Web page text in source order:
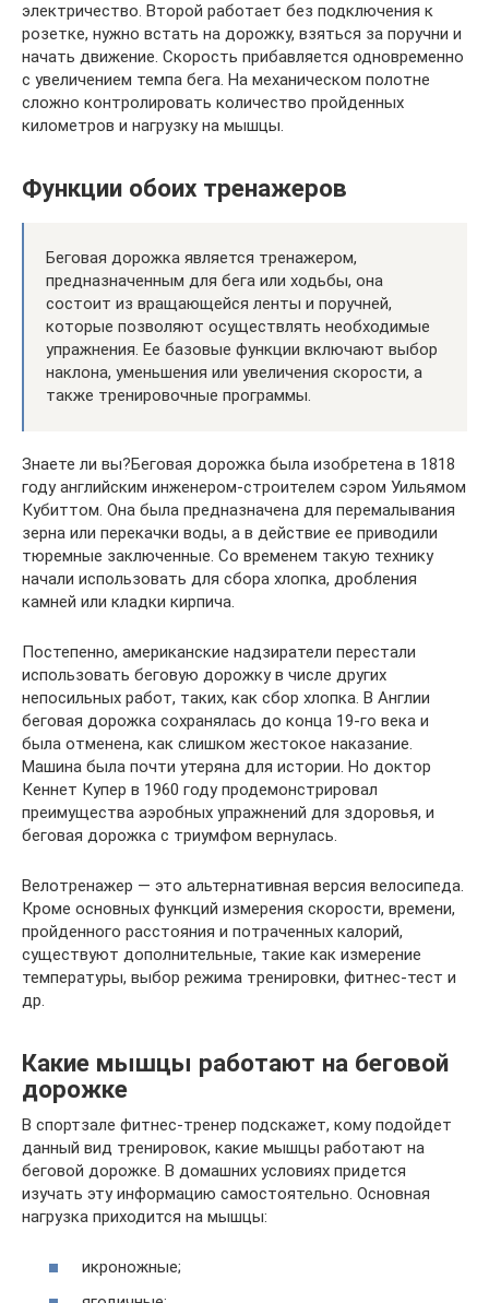
электричество. Второй работает без подключения к
розетке, нужно встать на дорожку, взяться за поручни и
начать движение. Скорость прибавляется одновременно
с увеличением темпа бега. На механическом полотне
сложно контролировать количество пройденных
километров и нагрузку на мышцы.
Функции обоих тренажеров
Беговая дорожка является тренажером,
предназначенным для бега или ходьбы, она
состоит из вращающейся ленты и поручней,
которые позволяют осуществлять необходимые
упражнения. Ее базовые функции включают выбор
наклона, уменьшения или увеличения скорости, а
также тренировочные программы.
Знаете ли вы?Беговая дорожка была изобретена в 1818
году английским инженером-строителем сэром Уильямом
Кубиттом. Она была предназначена для перемалывания
зерна или перекачки воды, а в действие ее приводили
тюремные заключенные. Со временем такую технику
начали использовать для сбора хлопка, дробления
камней или кладки кирпича.
Постепенно, американские надзиратели перестали
использовать беговую дорожку в числе других
непосильных работ, таких, как сбор хлопка. В Англии
беговая дорожка сохранялась до конца 19-го века и
была отменена, как слишком жестокое наказание.
Машина была почти утеряна для истории. Но доктор
Кеннет Купер в 1960 году продемонстрировал
преимущества аэробных упражнений для здоровья, и
беговая дорожка с триумфом вернулась.
Велотренажер — это альтернативная версия велосипеда.
Кроме основных функций измерения скорости, времени,
пройденного расстояния и потраченных калорий,
существуют дополнительные, такие как измерение
температуры, выбор режима тренировки, фитнес-тест и
др.
Какие мышцы работают на беговой
дорожке
В спортзале фитнес-тренер подскажет, кому подойдет
данный вид тренировок, какие мышцы работают на
беговой дорожке. В домашних условиях придется
изучать эту информацию самостоятельно. Основная
нагрузка приходится на мышцы:
икроножные;